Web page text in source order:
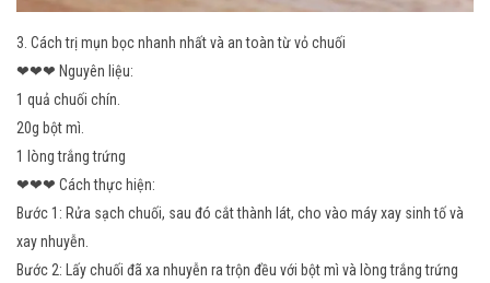
3. Cách trị mụn bọc nhanh nhất và an toàn từ vỏ chuối
❤❤❤ Nguyên liệu:
1 quả chuối chín.
20g bột mì.
1 lòng trắng trứng
❤❤❤ Cách thực hiện:
Bước 1: Rửa sạch chuối, sau đó cắt thành lát, cho vào máy xay sinh tố và
xay nhuyễn.
Bước 2: Lấy chuối đã xa nhuyễn ra trộn đều với bột mì và lòng trắng trứng